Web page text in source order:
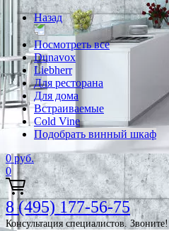
Назад
Посмотреть все
Dunavox
Liebherr
Для ресторана
Для дома
Встраиваемые
Cold Vine
Подобрать винный шкаф
0 руб.
0
8 (495) 177-56-75
Консультация специалистов. Звоните!